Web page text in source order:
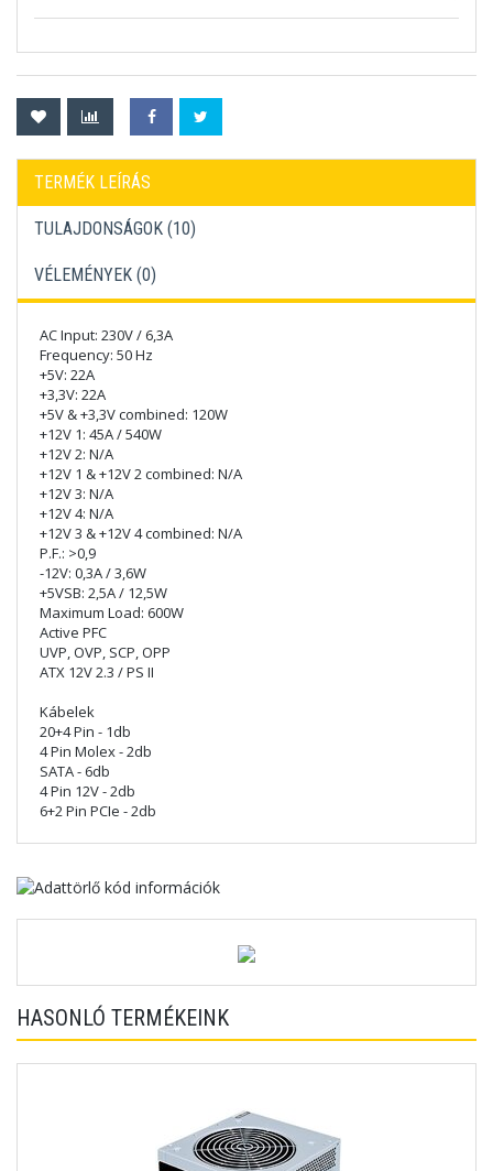
TERMÉK LEÍRÁS
TULAJDONSÁGOK (10)
VÉLEMÉNYEK (0)
AC Input: 230V / 6,3A
Frequency: 50 Hz
+5V: 22A
+3,3V: 22A
+5V & +3,3V combined: 120W
+12V 1: 45A / 540W
+12V 2: N/A
+12V 1 & +12V 2 combined: N/A
+12V 3: N/A
+12V 4: N/A
+12V 3 & +12V 4 combined: N/A
P.F.: >0,9
-12V: 0,3A / 3,6W
+5VSB: 2,5A / 12,5W
Maximum Load: 600W
Active PFC
UVP, OVP, SCP, OPP
ATX 12V 2.3 / PS II
Kábelek
20+4 Pin - 1db
4 Pin Molex - 2db
SATA - 6db
4 Pin 12V - 2db
6+2 Pin PCIe - 2db
HASONLÓ TERMÉKEINK